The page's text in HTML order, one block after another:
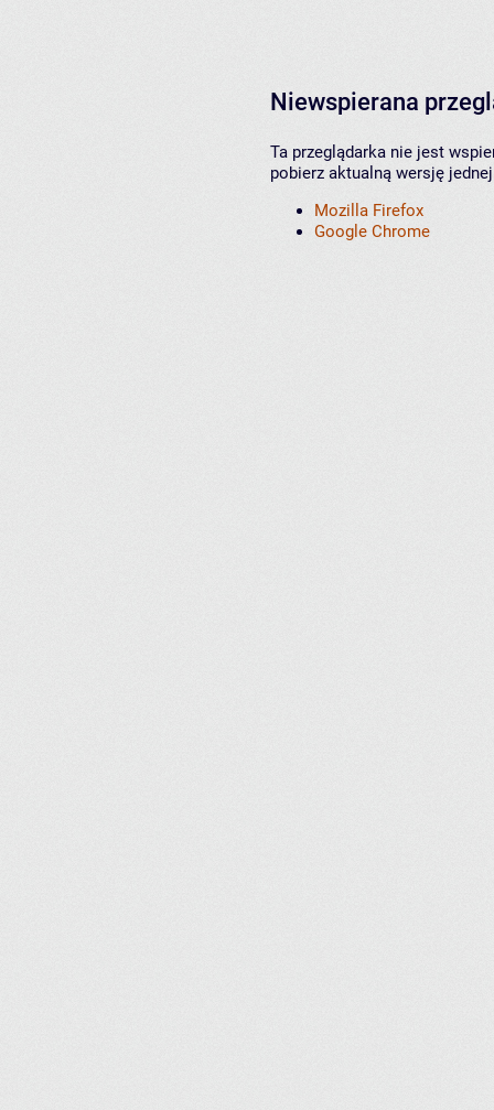
Niewspierana
Ta przeglądarka nie jest
pobierz aktualną wersję
Mozilla Firefox
Google Chrome